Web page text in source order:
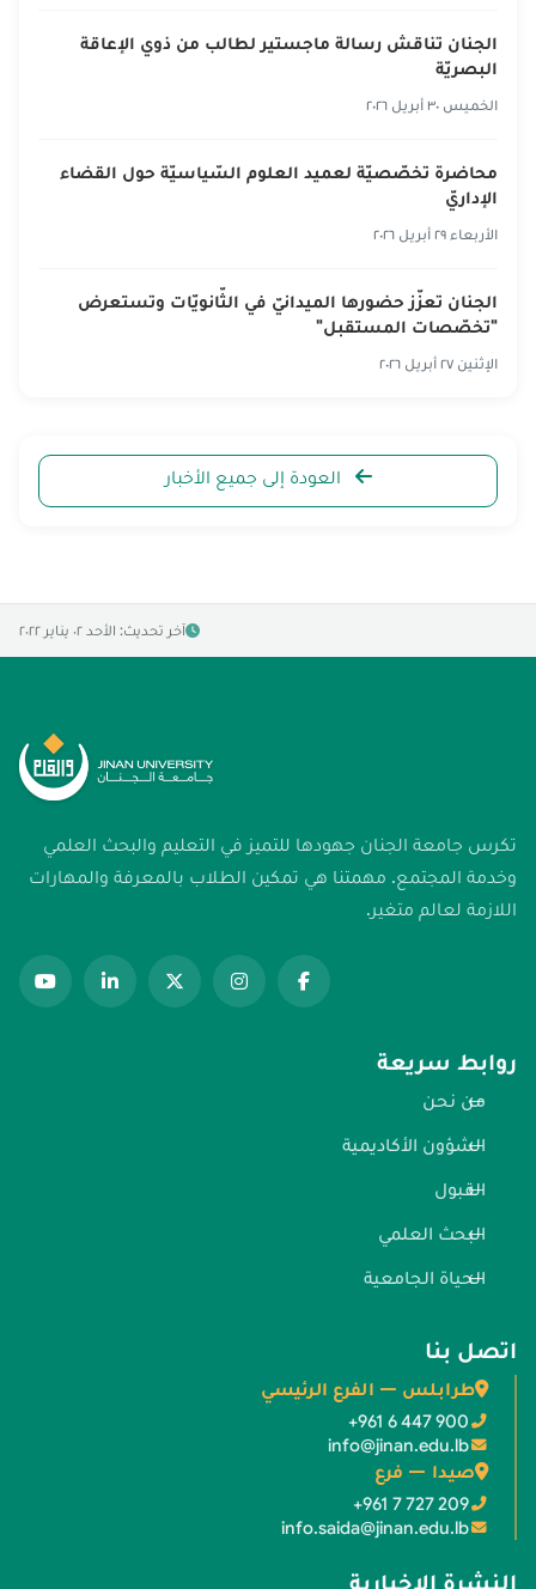
الجنان تناقش رسالة ماجستير لطالب من ذوي الإعاقة
البصريّة
الخميس ٣٠ أبريل ٢٠٢٦
محاضرة تخصّصيّة لعميد العلوم السّياسيّة حول القضاء
الإداريّ
الأربعاء ٢٩ أبريل ٢٠٢٦
الجنان تعزّز حضورها الميدانيّ في الثّانويّات وتستعرض
"تخصّصات المستقبل"
الإثنين ٢٧ أبريل ٢٠٢٦
العودة إلى جميع الأخبار
آخر تحديث: الأحد ٠٢ يناير ٢٠٢٢
تكرس جامعة الجنان جهودها للتميز في التعليم والبحث العلمي
وخدمة المجتمع. مهمتنا هي تمكين الطلاب بالمعرفة والمهارات
اللازمة لعالم متغير.
روابط سريعة
من نحن
الشؤون الأكاديمية
القبول
البحث العلمي
الحياة الجامعية
اتصل بنا
طرابلس — الفرع الرئيسي
+961 6 447 900
info@jinan.edu.lb
صيدا — فرع
+961 7 727 209
info.saida@jinan.edu.lb
النشرة الإخبارية